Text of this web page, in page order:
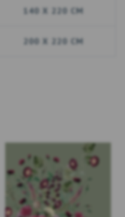
140 X 220 CM
200 X 220 CM